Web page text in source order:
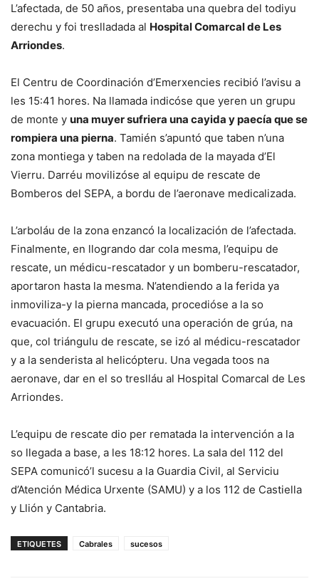
L’afectada, de 50 años, presentaba una quebra del todiyu
derechu y foi treslladada al Hospital Comarcal de Les
Arriondes.
El Centru de Coordinación d’Emerxencies recibió l’avisu a
les 15:41 hores. Na llamada indicóse que yeren un grupu
de monte y una muyer sufriera una cayida y paecía que se
rompiera una pierna. Tamién s’apuntó que taben n’una
zona montiega y taben na redolada de la mayada d’El
Vierru. Darréu movilizóse al equipu de rescate de
Bomberos del SEPA, a bordu de l’aeronave medicalizada.
L’arboláu de la zona enzancó la localización de l’afectada.
Finalmente, en llogrando dar cola mesma, l’equipu de
rescate, un médicu-rescatador y un bomberu-rescatador,
aportaron hasta la mesma. N’atendiendo a la ferida ya
inmoviliza-y la pierna mancada, procedióse a la so
evacuación. El grupu executó una operación de grúa, na
que, col triángulu de rescate, se izó al médicu-rescatador
y a la senderista al helicópteru. Una vegada toos na
aeronave, dar en el so treslláu al Hospital Comarcal de Les
Arriondes.
L’equipu de rescate dio per rematada la intervención a la
so llegada a base, a les 18:12 hores. La sala del 112 del
SEPA comunicó’l sucesu a la Guardia Civil, al Serviciu
d’Atención Médica Urxente (SAMU) y a los 112 de Castiella
y Llión y Cantabria.
ETIQUETES Cabrales sucesos